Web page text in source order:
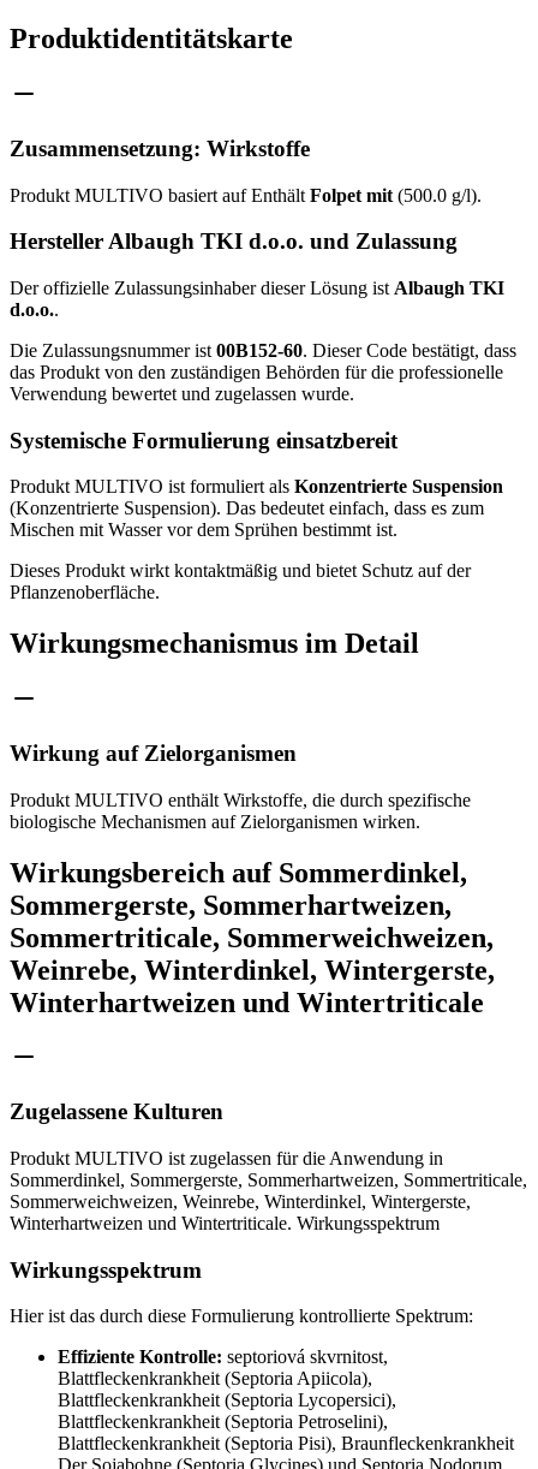
Produktidentitätskarte
Zusammensetzung: Wirkstoffe
Produkt MULTIVO basiert auf Enthält Folpet mit (500.0 g/l).
Hersteller Albaugh TKI d.o.o. und Zulassung
Der offizielle Zulassungsinhaber dieser Lösung ist Albaugh TKI
d.o.o..
Die Zulassungsnummer ist 00B152-60. Dieser Code bestätigt, dass
das Produkt von den zuständigen Behörden für die professionelle
Verwendung bewertet und zugelassen wurde.
Systemische Formulierung einsatzbereit
Produkt MULTIVO ist formuliert als Konzentrierte Suspension
(Konzentrierte Suspension). Das bedeutet einfach, dass es zum
Mischen mit Wasser vor dem Sprühen bestimmt ist.
Dieses Produkt wirkt kontaktmäßig und bietet Schutz auf der
Pflanzenoberfläche.
Wirkungsmechanismus im Detail
Wirkung auf Zielorganismen
Produkt MULTIVO enthält Wirkstoffe, die durch spezifische
biologische Mechanismen auf Zielorganismen wirken.
Wirkungsbereich auf Sommerdinkel,
Sommergerste, Sommerhartweizen,
Sommertriticale, Sommerweichweizen,
Weinrebe, Winterdinkel, Wintergerste,
Winterhartweizen und Wintertriticale
Zugelassene Kulturen
Produkt MULTIVO ist zugelassen für die Anwendung in
Sommerdinkel, Sommergerste, Sommerhartweizen, Sommertriticale,
Sommerweichweizen, Weinrebe, Winterdinkel, Wintergerste,
Winterhartweizen und Wintertriticale. Wirkungsspektrum
Wirkungsspektrum
Hier ist das durch diese Formulierung kontrollierte Spektrum:
Effiziente Kontrolle: septoriová skvrnitost,
Blattfleckenkrankheit (Septoria Apiicola),
Blattfleckenkrankheit (Septoria Lycopersici),
Blattfleckenkrankheit (Septoria Petroselini),
Blattfleckenkrankheit (Septoria Pisi), Braunfleckenkrankheit